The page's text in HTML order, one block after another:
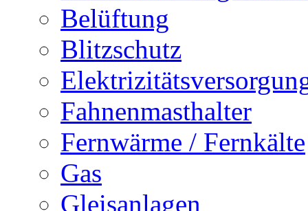
Belüftung
Blitzschutz
Fahnenmasthalter
Fernwärme / Fernkälte
Gas
Gleisanlagen